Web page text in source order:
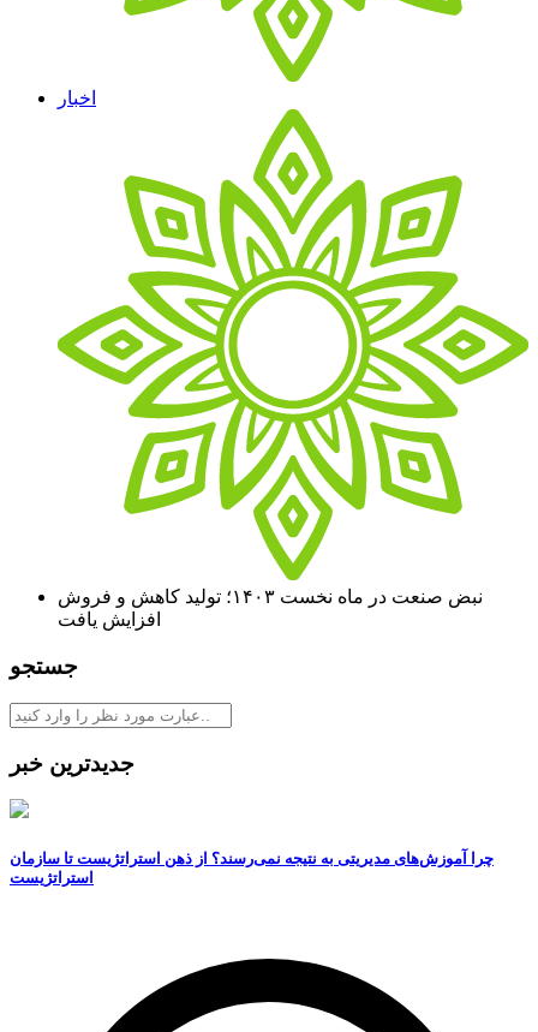
اخبار
نبض صنعت در ماه نخست ۱۴۰۳؛ تولید کاهش و فروش
افزایش یافت
جستجو
جدیدترین خبر
چرا آموزش‌های مدیریتی به نتیجه نمی‌رسند؟ از ذهن استراتژیست تا سازمان
استراتژیست